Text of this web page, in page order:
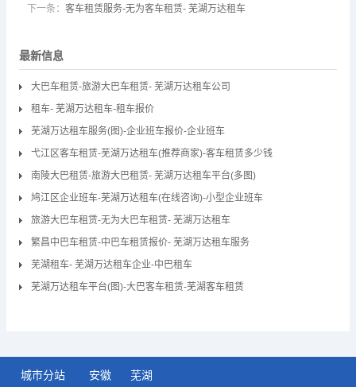
下一条： 客车租赁服务-无为客车租赁- 芜湖万达租车
最新信息
大巴车租赁-旅游大巴车租赁- 芜湖万达租车公司
租车- 芜湖万达租车-租车报价
芜湖万达租车服务(图)-企业班车报价-企业班车
弋江区客车租赁-芜湖万达租车(推荐商家)-客车租赁多少钱
南陵大巴租赁-旅游大巴租赁- 芜湖万达租车平台(多图)
鸠江区企业班车-芜湖万达租车(在线咨询)-小型企业班车
旅游大巴车租赁-无为大巴车租赁- 芜湖万达租车
繁昌中巴车租赁-中巴车租赁报价- 芜湖万达租车服务
芜湖租车- 芜湖万达租车企业-中巴租车
芜湖万达租车平台(图)-大巴客车租赁-芜湖客车租赁
城市分站 安徽 芜湖